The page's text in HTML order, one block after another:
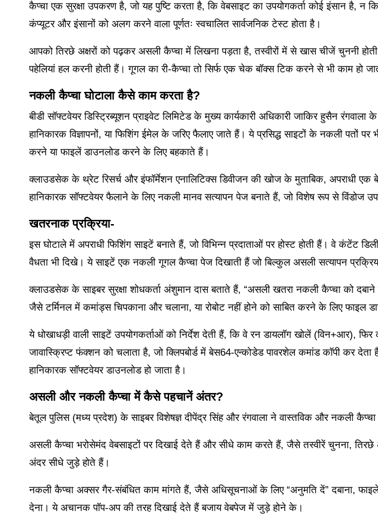
कैप्चा एक सुरक्षा उपकरण है, जो यह पुष्टि करता है, कि वेबसाइट का उपयोगकर्ता कोई इंसान है, न कि
कंप्यूटर और इंसानों को अलग करने वाला पूर्णतः स्वचालित सार्वजनिक टेस्ट होता है।
आपको तिरछे अक्षरों को पढ़कर असली कैप्चा में लिखना पड़ता है, तस्वीरों में से खास चीजें चुननी
पहेलियां हल करनी होती हैं। गूगल का री-कैप्चा तो सिर्फ एक चेक बॉक्स टिक करने से भी काम हो
नकली कैप्चा घोटाला कैसे काम करता है?
बीडी सॉफ्टवेयर डिस्ट्रिब्यूशन प्राइवेट लिमिटेड के मुख्य कार्यकारी अधिकारी जाकिर हुसैन
हानिकारक विज्ञापनों, या फिशिंग ईमेल के जरिए फैलाए जाते हैं। ये प्रसिद्ध साइटों के नकली पतों
करने या फाइलें डाउनलोड करने के लिए बहकाते हैं।
क्लाउडसेक के थ्रेट रिसर्च और इंफॉर्मेशन एनालिटिक्स डिवीजन की खोज के मुताबिक, अपराधी एक
हानिकारक सॉफ्टवेयर फैलाने के लिए नकली मानव सत्यापन पेज बनाते हैं, जो विशेष रूप से विंडोज
खतरनाक प्रक्रिया-
इस घोटाले में अपराधी फिशिंग साइटें बनाते हैं, जो विभिन्न प्रदाताओं पर होस्ट होती हैं। वे कंटेंट
वैधता भी दिखे। ये साइटें एक नकली गूगल कैप्चा पेज दिखाती हैं जो बिल्कुल असली सत्यापन
क्लाउडसेक के साइबर सुरक्षा शोधकर्ता अंशुमान दास बताते हैं, “असली खतरा नकली कैप्चा को
जैसे टर्मिनल में कमांड्स चिपकाना और चलाना, या रोबोट नहीं होने को साबित करने के लिए फाइल
ये धोखाधड़ी वाली साइटें उपयोगकर्ताओं को निर्देश देती हैं, कि वे रन डायलॉग खोलें (विन+आर),
जावास्क्रिप्ट फंक्शन को चलाता है, जो क्लिपबोर्ड में बेस64-एन्कोडेड पावरशेल कमांड कॉपी कर
हानिकारक सॉफ्टवेयर डाउनलोड हो जाता है।
असली और नकली कैप्चा में कैसे पहचानें अंतर?
बेतूल पुलिस (मध्य प्रदेश) के साइबर विशेषज्ञ दीपेंद्र सिंह और रंगवाला ने वास्तविक और नकली
असली कैप्चा भरोसेमंद वेबसाइटों पर दिखाई देते हैं और सीधे काम करते हैं, जैसे तस्वीरें चुनना,
अंदर सीधे जुड़े होते हैं।
नकली कैप्चा अक्सर गैर-संबंधित काम मांगते हैं, जैसे अधिसूचनाओं के लिए “अनुमति दें” दबाना, फाइलें
देना। ये अचानक पॉप-अप की तरह दिखाई देते हैं बजाय वेबपेज में जुड़े होने के।